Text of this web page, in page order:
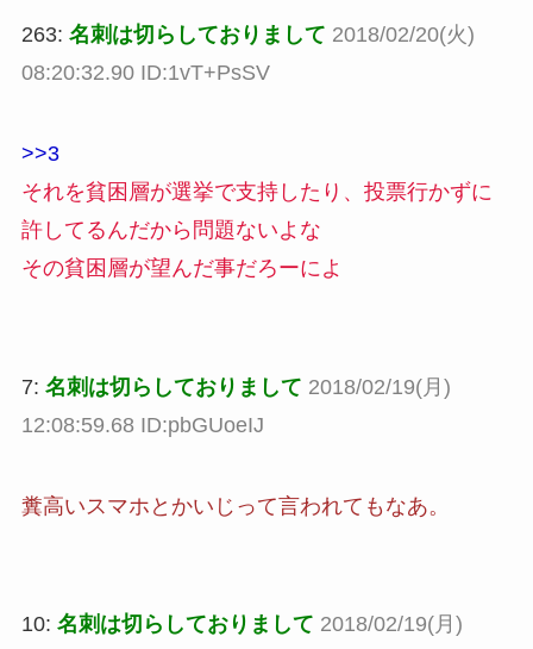
263: 名刺は切らしておりまして 2018/02/20(火)
08:20:32.90 ID:1vT+PsSV
>>3
それを貧困層が選挙で支持したり、投票行かずに
許してるんだから問題ないよな
その貧困層が望んだ事だろーによ
7: 名刺は切らしておりまして 2018/02/19(月)
12:08:59.68 ID:pbGUoeIJ
糞高いスマホとかいじって言われてもなあ。
10: 名刺は切らしておりまして 2018/02/19(月)